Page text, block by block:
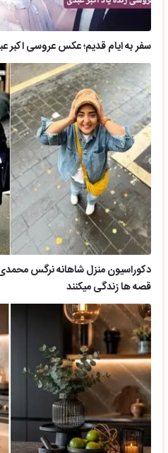
سفر به ایام قدیم؛ عکس عروسی اکبر
دکوراسیون منزل شاهانه نرگس
قصه ها زندگی میکنند